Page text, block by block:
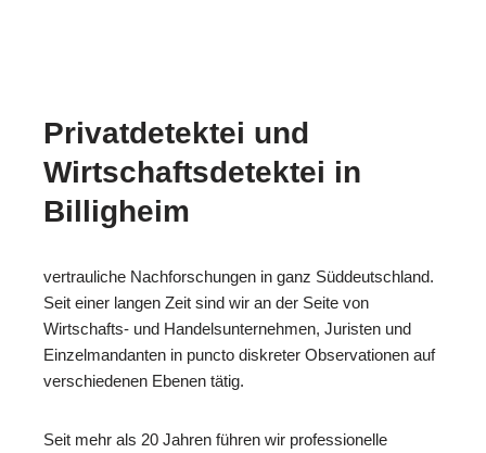
Privatdetektei und
Wirtschaftsdetektei in
Billigheim
vertrauliche Nachforschungen in ganz Süddeutschland.
Seit einer langen Zeit sind wir an der Seite von
Wirtschafts- und Handelsunternehmen, Juristen und
Einzelmandanten in puncto diskreter Observationen auf
verschiedenen Ebenen tätig.
Seit mehr als 20 Jahren führen wir professionelle